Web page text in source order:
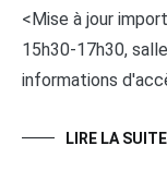
<Mise à jour
15h30-17h30,
informations
LIRE LA SUITE